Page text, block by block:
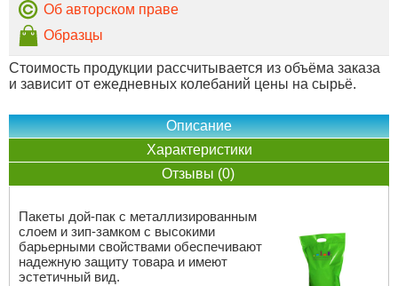
Об авторском праве
Образцы
Стоимость продукции рассчитывается из объёма заказа
и зависит от ежедневных колебаний цены на сырьё.
Описание
Характеристики
Отзывы (0)
Пакеты дой-пак с металлизированным
слоем и зип-замком с высокими
барьерными свойствами обеспечивают
надежную защиту товара и имеют
эстетичный вид.